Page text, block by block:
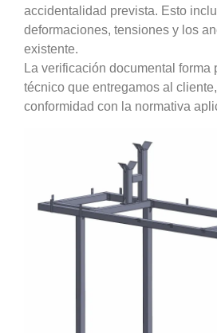
accidentalidad prevista. Esto
deformaciones, tensiones y los
existente.
La verificación documental forma
técnico que entregamos al
conformidad con la normativa